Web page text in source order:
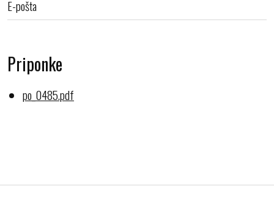
E-pošta
Priponke
po_0485.pdf